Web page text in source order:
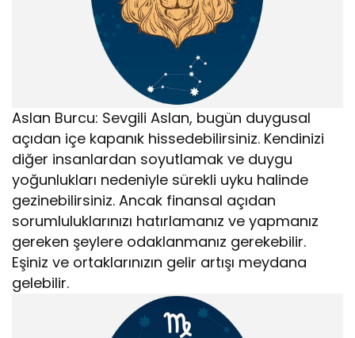
Aslan Burcu: Sevgili Aslan, bugün duygusal
açıdan içe kapanık hissedebilirsiniz. Kendinizi
diğer insanlardan soyutlamak ve duygu
yoğunlukları nedeniyle sürekli uyku halinde
gezinebilirsiniz. Ancak finansal açıdan
sorumluluklarınızı hatırlamanız ve yapmanız
gereken şeylere odaklanmanız gerekebilir.
Eşiniz ve ortaklarınızın gelir artışı meydana
gelebilir.